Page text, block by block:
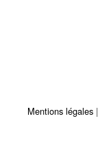
Mentions légales